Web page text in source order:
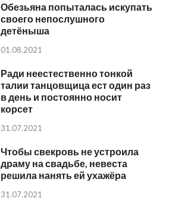
Обезьяна попыталась искупать
своего непослушного
детёныша
01.08.2021
Ради неестественно тонкой
талии танцовщица ест один раз
в день и постоянно носит
корсет
31.07.2021
Чтобы свекровь не устроила
драму на свадьбе, невеста
решила нанять ей ухажёра
31.07.2021